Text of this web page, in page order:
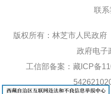
联系
版权所有：林芝市人民政府
政府电子
工信部备案：藏ICP备